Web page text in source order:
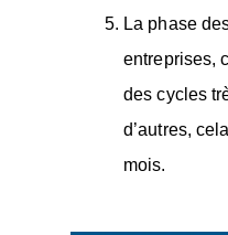
La phase
entreprises,
des cycles
d’autres,
mois.